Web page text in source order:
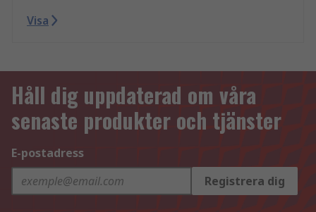
Visa
Håll dig uppdaterad om våra
senaste produkter och tjänster
E-postadress
Registrera dig